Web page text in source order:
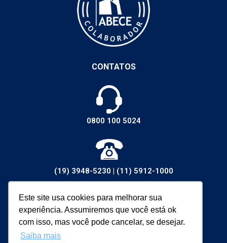
Este site usa cookies para melhorar sua
experiência. Assumiremos que você está ok
com isso, mas você pode cancelar, se desejar.
Saiba mais
CONTATOS
0800 100 5024
(19) 3948-5230 | (11) 5912-1000
vendas@walsywa.com.br